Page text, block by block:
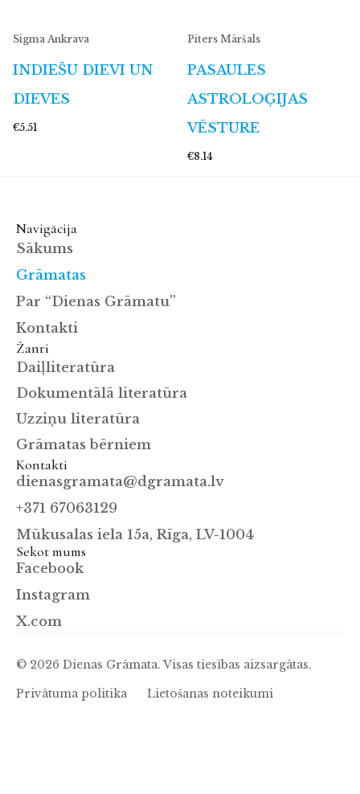
Sigma Ankrava
INDIEŠU DIEVI UN
DIEVES
€5.51
Pīters Māršals
PASAULES
ASTROLOĢIJAS
VĒSTURE
€8.14
Navigācija
Sākums
Grāmatas
Par “Dienas Grāmatu”
Kontakti
Žanri
Daiļliteratūra
Dokumentālā literatūra
Uzziņu literatūra
Grāmatas bērniem
Kontakti
dienasgramata@dgramata.lv
+371 67063129
Mūkusalas iela 15a, Rīga, LV-1004
Sekot mums
Facebook
Instagram
X.com
© 2026 Dienas Grāmata. Visas tiesības aizsargātas.
Privātuma politika
Lietošanas noteikumi